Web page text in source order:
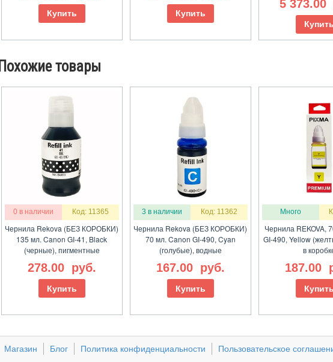
Купить Купить
5 373.00
Купить
Похожие товары
0 в наличии Код: 11365
Чернила Rekova (БЕЗ КОРОБКИ)
135 мл. Canon GI-41, Black
(черные), пигментные
278.00 руб.
Купить
3 в наличии Код: 11362
Чернила Rekova (БЕЗ КОРОБКИ)
70 мл. Canon GI-490, Cyan
(голубые), водные
167.00 руб.
Купить
Много
Чернила REKOVA,
GI-490, Yellow
в
187.00
Купить
Магазин Блог Политика конфиденциальности Пользовательское